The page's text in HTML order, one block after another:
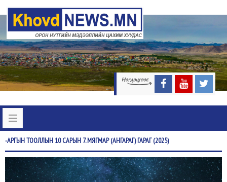
-АРГЫНТООЛЛЫН 10 САРЫН 7. МЯГМАР (АНГАРАГ) ГАРАГ (2025)